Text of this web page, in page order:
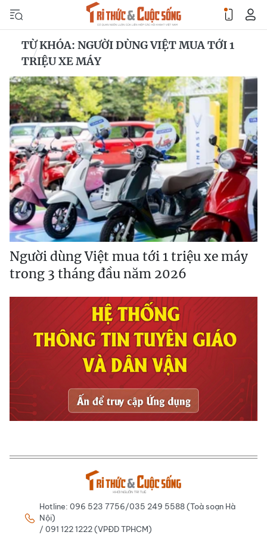
TỪ KHÓA: NGƯỜI DÙNG VIỆT MUA TỚI 1
TRIỆU XE MÁY
Người dùng Việt mua tới 1 triệu xe máy
trong 3 tháng đầu năm 2026
Hotline: 096 523 7756/035 249 5588 (Toà soạn Hà
Nội)
/ 091 122 1222 (VPĐD TPHCM)